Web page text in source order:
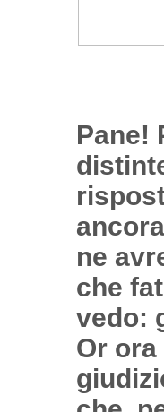
Pane!
ne
che
vedo:
Or